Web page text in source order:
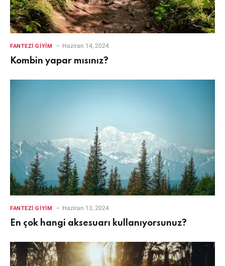
FANTEZI GIYIM Haziran 14, 2024
Kombin yapar mısınız?
FANTEZI GIYIM Haziran 13, 2024
En çok hangi aksesuarı kullanıyorsunuz?